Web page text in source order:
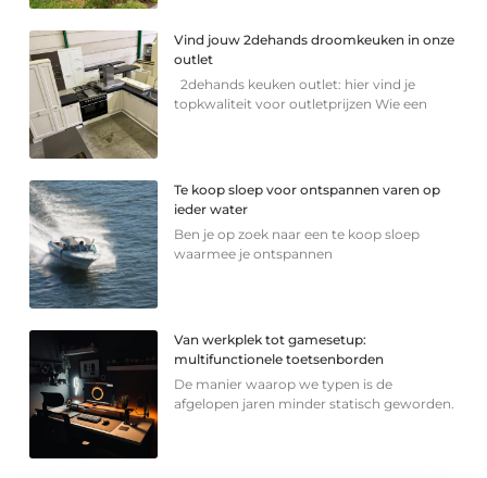
Vind jouw 2dehands droomkeuken in onze
outlet
2dehands keuken outlet: hier vind je
topkwaliteit voor outletprijzen Wie een
Te koop sloep voor ontspannen varen op
ieder water
Ben je op zoek naar een te koop sloep
waarmee je ontspannen
Van werkplek tot gamesetup:
multifunctionele toetsenborden
De manier waarop we typen is de
afgelopen jaren minder statisch geworden.